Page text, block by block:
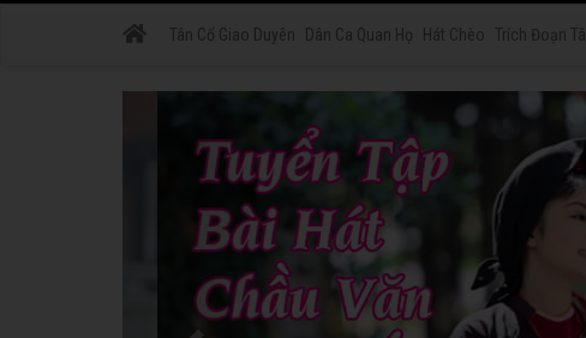
Tân Cổ Giao Duyên Dân Ca Quan Họ Hát Chèo Trích Đoạn